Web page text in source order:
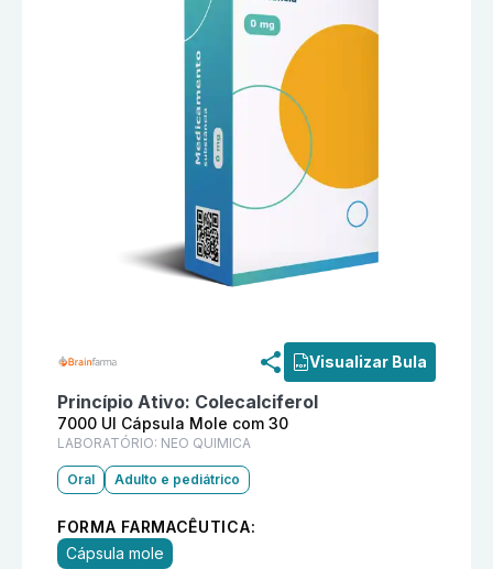
Visualizar Bula
Princípio Ativo: Colecalciferol
7000 UI Cápsula Mole com 30
LABORATÓRIO: NEO QUIMICA
Oral Adulto e pediátrico
FORMA FARMACÊUTICA:
Cápsula mole